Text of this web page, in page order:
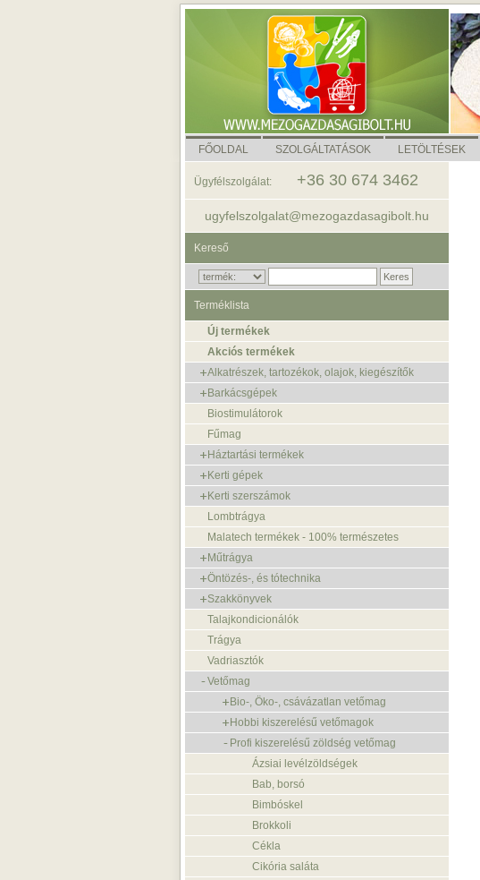
FŐOLDAL SZOLGÁLTATÁSOK LETÖLTÉSEK
Ügyfélszolgálat: +36 30 674 3462
ugyfelszolgalat@mezogazdasagibolt.hu
Kereső
Terméklista
Új termékek
Akciós termékek
Alkatrészek, tartozékok, olajok, kiegészítők
Barkácsgépek
Biostimulátorok
Fűmag
Háztartási termékek
Kerti gépek
Kerti szerszámok
Lombtrágya
Malatech termékek - 100% természetes
Műtrágya
Öntözés-, és tótechnika
Szakkönyvek
Talajkondicionálók
Trágya
Vadriasztók
Vetőmag
Bio-, Öko-, csávázatlan vetőmag
Hobbi kiszerelésű vetőmagok
Profi kiszerelésű zöldség vetőmag
Ázsiai levélzöldségek
Bab, borsó
Bimbóskel
Brokkoli
Cékla
Cikória saláta